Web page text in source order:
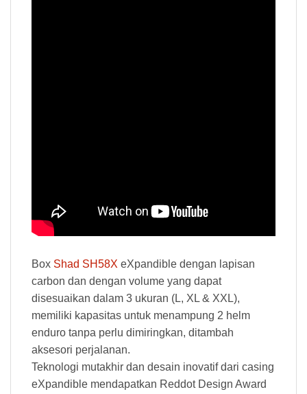
Box Shad SH58X eXpandible dengan lapisan
carbon dan dengan volume yang dapat
disesuaikan dalam 3 ukuran (L, XL & XXL),
memiliki kapasitas untuk menampung 2 helm
enduro tanpa perlu dimiringkan, ditambah
aksesori perjalanan.
Teknologi mutakhir dan desain inovatif dari casing
eXpandible mendapatkan Reddot Design Award